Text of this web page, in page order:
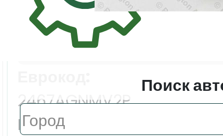
Поиск
Цена:6235.0 ₽
2467AGNMV2P
Производитель: